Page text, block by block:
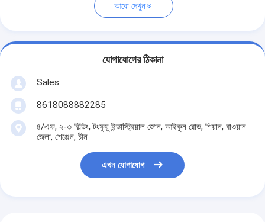
আরো দেখুন
যোগাযোগের ঠিকানা
Sales
8618088882285
৪/এফ, ২-৩ বিল্ডিং, টংফুয়ু ইন্ডাস্ট্রিয়াল জোন, আইকুন রোড, শিয়ান, বাওয়ান
জেলা, শেঞ্জেন, চীন
এখন যোগাযোগ